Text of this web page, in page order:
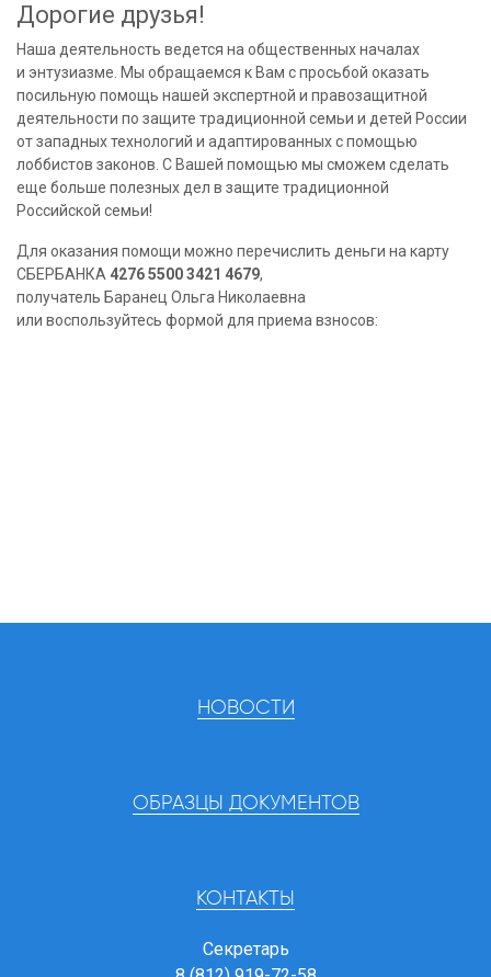
Дорогие друзья!
Наша деятельность ведется на общественных началах
и энтузиазме. Мы обращаемся к Вам с просьбой оказать
посильную помощь нашей экспертной и правозащитной
деятельности по защите традиционной семьи и детей России
от западных технологий и адаптированных с помощью
лоббистов законов. С Вашей помощью мы сможем сделать
еще больше полезных дел в защите традиционной
Российской семьи!
Для оказания помощи можно перечислить деньги на карту
СБЕРБАНКА 4276 5500 3421 4679,
получатель Баранец Ольга Николаевна
или воспользуйтесь формой для приема взносов:
НОВОСТИ
ОБРАЗЦЫ ДОКУМЕНТОВ
КОНТАКТЫ
Секретарь